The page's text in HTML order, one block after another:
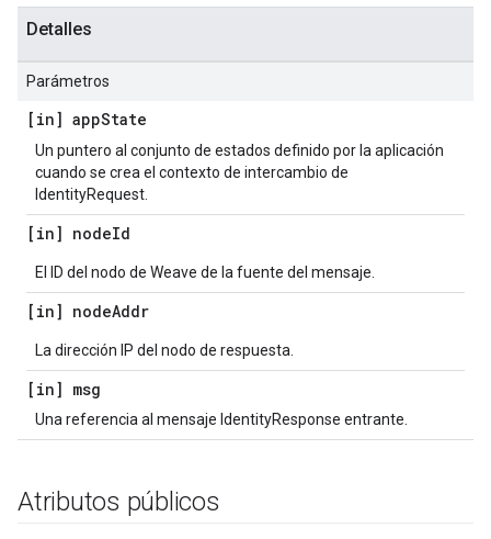
Detalles
Parámetros
[in] appState
Un puntero al conjunto de estados definido por la aplicación
cuando se crea el contexto de intercambio de
IdentityRequest.
[in] nodeId
El ID del nodo de Weave de la fuente del mensaje.
[in] nodeAddr
La dirección IP del nodo de respuesta.
[in] msg
Una referencia al mensaje IdentityResponse entrante.
Atributos públicos